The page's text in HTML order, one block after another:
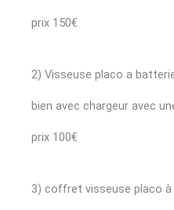
prix 150€
2) Visseuse placo a
bien avec chargeur avec
prix 100€
3) coffret visseuse placo à